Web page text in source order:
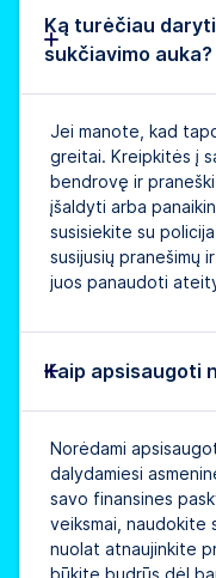
Ką turėčiau
sukčiavimo auka?
Jei manote, kad
greitai. Kreipkitės į
bendrovę ir
įšaldyti arba
susisiekite su
susijusių pranešimų
juos panaudoti
Kaip apsisaugoti
Norėdami
dalydamiesi
savo finansines
veiksmai, naudokite
nuolat atnaujinkite
būkite budrūs dėl